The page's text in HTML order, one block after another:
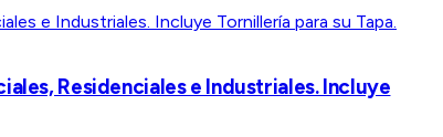
Residenciales e Industriales. Incluye